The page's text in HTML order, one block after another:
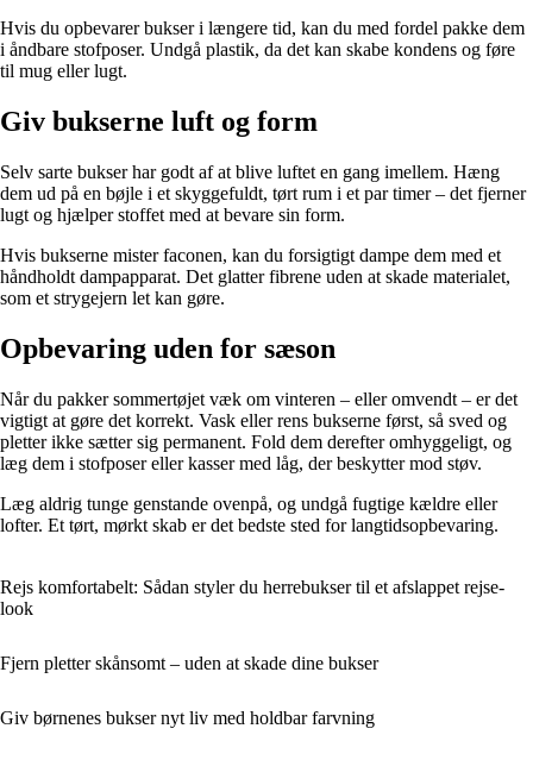
Hvis du opbevarer bukser i længere tid, kan du med fordel pakke dem
i åndbare stofposer. Undgå plastik, da det kan skabe kondens og føre
til mug eller lugt.
Giv bukserne luft og form
Selv sarte bukser har godt af at blive luftet en gang imellem. Hæng
dem ud på en bøjle i et skyggefuldt, tørt rum i et par timer – det fjerner
lugt og hjælper stoffet med at bevare sin form.
Hvis bukserne mister faconen, kan du forsigtigt dampe dem med et
håndholdt dampapparat. Det glatter fibrene uden at skade materialet,
som et strygejern let kan gøre.
Opbevaring uden for sæson
Når du pakker sommertøjet væk om vinteren – eller omvendt – er det
vigtigt at gøre det korrekt. Vask eller rens bukserne først, så sved og
pletter ikke sætter sig permanent. Fold dem derefter omhyggeligt, og
læg dem i stofposer eller kasser med låg, der beskytter mod støv.
Læg aldrig tunge genstande ovenpå, og undgå fugtige kældre eller
lofter. Et tørt, mørkt skab er det bedste sted for langtidsopbevaring.
Rejs komfortabelt: Sådan styler du herrebukser til et afslappet rejse-
look
Fjern pletter skånsomt – uden at skade dine bukser
Giv børnenes bukser nyt liv med holdbar farvning